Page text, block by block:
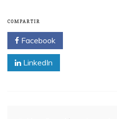
COMPARTIR
Facebook
LinkedIn